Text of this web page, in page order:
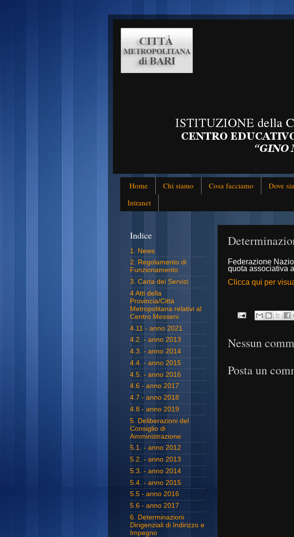
Home Chi siamo Cosa facciamo Dove
Intranet
Federazione
quota associativa
Clicca qui per
Nessun
Posta un
Indice
1. News
2. Regolamento di
Funzionamento
3. Carta dei Servizi
4 Atti della
Provincia/Città
Metropolitana relativi al
Centro Messeni
4.11 - anno 2021
4.2. - anno 2013
4.3. - anno 2014
4.4. - anno 2015
4.5. - anno 2016
4.6 - anno 2017
4.7 - anno 2018
4.8 - anno 2019
5. Deliberazioni del
Consiglio di
Amministrazione
5.1. - anno 2012
5.2. - anno 2013
5.3. - anno 2014
5.4. - anno 2015
5.5 - anno 2016
5.6 - anno 2017
6. Determinazioni
Dirigenziali di Indirizzo e
Impegno